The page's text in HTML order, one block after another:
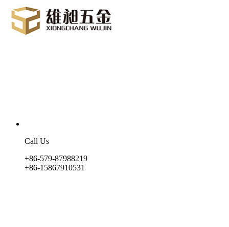
Call Us
+86-579-87988219
+86-15867910531